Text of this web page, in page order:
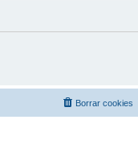
Borrar cookies